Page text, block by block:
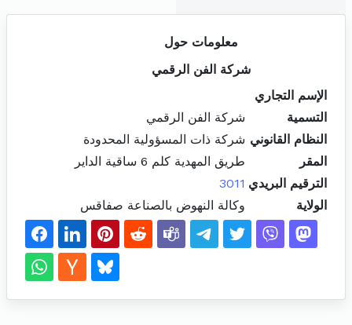
معلومات حول
شركة الفن الرقمي
الإسم التجاري
التسمية
شركة الفن الرقمي
النظام القانوني شركة ذات المسؤولية المحدودة
المقر
طريق المهدية كلم 6 ساقية الداير
الترقيم البريدي 3011
الولاية
وكالة النهوض بالصناعة صفاقس